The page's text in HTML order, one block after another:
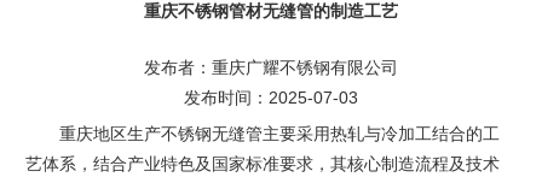
重庆不锈钢管材无缝管的制造工艺
发布者：重庆广耀不锈钢有限公司
发布时间：2025-07-03
重庆地区生产不锈钢无缝管主要采用热轧与冷加工结合的工
艺体系，结合产业特色及国家标准要求，其核心制造流程及技术